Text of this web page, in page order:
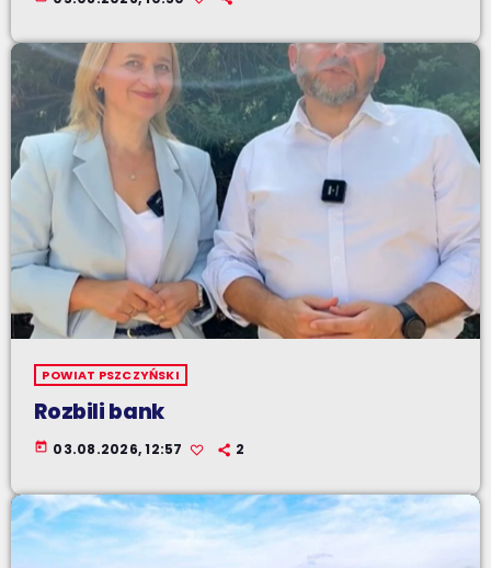
POWIAT PSZCZYŃSKI
Rozbili bank
today 03.08.2026, 12:57 2